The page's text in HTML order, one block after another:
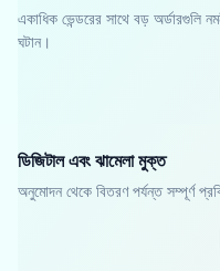
একাধিক ভেন্ডরের সাথে বড় অর্ডারগুলি
ঘটান।
ডিজিটাল এবং ঝামেলা মুক্ত
অনুমোদন থেকে বিতরণ পর্যন্ত সম্পূর্ণ